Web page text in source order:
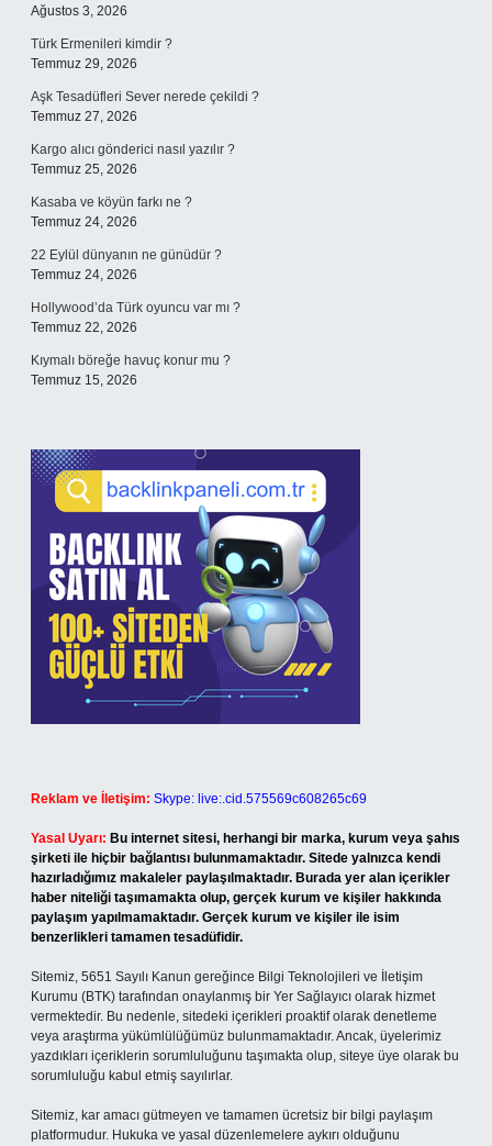
Ağustos 3, 2026
Türk Ermenileri kimdir ?
Temmuz 29, 2026
Aşk Tesadüfleri Sever nerede çekildi ?
Temmuz 27, 2026
Kargo alıcı gönderici nasıl yazılır ?
Temmuz 25, 2026
Kasaba ve köyün farkı ne ?
Temmuz 24, 2026
22 Eylül dünyanın ne günüdür ?
Temmuz 24, 2026
Hollywood’da Türk oyuncu var mı ?
Temmuz 22, 2026
Kıymalı böreğe havuç konur mu ?
Temmuz 15, 2026
Reklam ve İletişim: Skype: live:.cid.575569c608265c69
Yasal Uyarı: Bu internet sitesi, herhangi bir marka, kurum veya şahıs
şirketi ile hiçbir bağlantısı bulunmamaktadır. Sitede yalnızca kendi
hazırladığımız makaleler paylaşılmaktadır. Burada yer alan içerikler
haber niteliği taşımamakta olup, gerçek kurum ve kişiler hakkında
paylaşım yapılmamaktadır. Gerçek kurum ve kişiler ile isim
benzerlikleri tamamen tesadüfidir.
Sitemiz, 5651 Sayılı Kanun gereğince Bilgi Teknolojileri ve İletişim
Kurumu (BTK) tarafından onaylanmış bir Yer Sağlayıcı olarak hizmet
vermektedir. Bu nedenle, sitedeki içerikleri proaktif olarak denetleme
veya araştırma yükümlülüğümüz bulunmamaktadır. Ancak, üyelerimiz
yazdıkları içeriklerin sorumluluğunu taşımakta olup, siteye üye olarak bu
sorumluluğu kabul etmiş sayılırlar.
Sitemiz, kar amacı gütmeyen ve tamamen ücretsiz bir bilgi paylaşım
platformudur. Hukuka ve yasal düzenlemelere aykırı olduğunu